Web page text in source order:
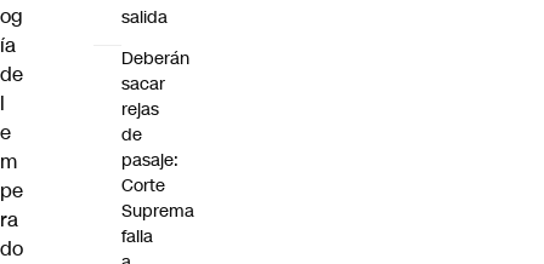
og
ía
de
l
e
m
pe
ra
do
salida
Deberán
sacar
rejas
de
pasaje:
Corte
Suprema
falla